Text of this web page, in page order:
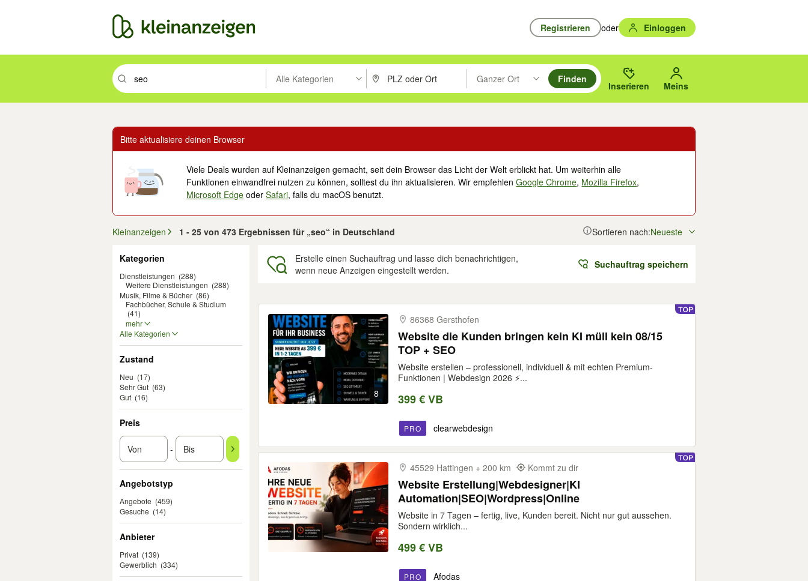
Registrieren oder Einloggen
Suchbegriff eingeben. Eingabetaste drücken um zu suchen, oder Vorschläge mit den Pfeiltasten nach oben/unten durchsuchen und mit Eingabetaste auswählen.
Alle Kategorien PLZ oder Ort eingeben. Eingabetaste drücken um zu suchen, oder Vorschläge mit den Pfeiltasten nach oben/
Ganzer Ort
Suche im Umkreis des gewählten Orts oder PLZ.
Finden
Inserieren Meins
Bitte aktualisiere deinen Browser
Viele Deals wurden auf Kleinanzeigen gemacht, seit dein Browser das Licht der Welt erblickt hat. Um weiterhin alle
Funktionen einwandfrei nutzen zu können, solltest du ihn aktualisieren. Wir empfehlenGoogle Chrome, Mozilla Firefox,
Microsoft Edge oderSafari, falls du macOS benutzt.
Kleinanzeigen 1 - 25 von 473 Ergebnissen für „seo“ in Deutschland Sortieren nach:Neueste
Kategorien
Dienstleistungen (288)
Weitere Dienstleistungen (288)
Musik, Filme & Bücher (86)
Fachbücher, Schule & Studium
(41)
mehr
Alle Kategorien
Zustand
Neu (17)
Sehr Gut (63)
Gut (16)
Preis
-
Angebotstyp
Angebote (459)
Gesuche (14)
Anbieter
Privat (139)
Gewerblich (334)
Erstelle einen Suchauftrag und lasse dich benachrichtigen,
wenn neue Anzeigen eingestellt werden.
Suchauftrag speichern
8
86368 Gersthofen
Website die Kunden bringen kein KI müll kein 08/15
TOP + SEO
Website erstellen – professionell, individuell & mit echten Premium-
Funktionen | Webdesign 2026 ⚡...
399 € VB
PRO clearwebdesign
45529 Hattingen + 200 km Kommt zu dir
Website Erstellung|Webdesigner|KI
Automation|SEO|Wordpress|Online
Website in 7 Tagen – fertig, live, Kunden bereit. Nicht nur gut aussehen.
Sondern wirklich...
499 € VB
PRO Afodas